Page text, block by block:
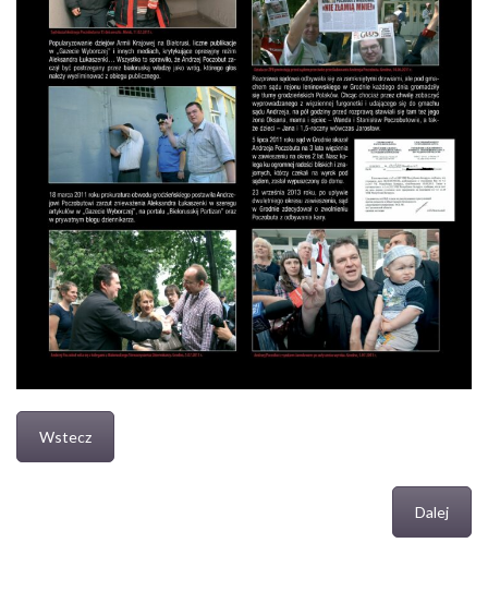
Wstecz
Dalej